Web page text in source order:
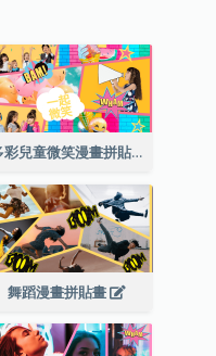
多彩兒童微笑漫畫拼貼畫
舞蹈漫畫拼貼畫